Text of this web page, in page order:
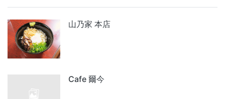
山乃家 本店
Cafe 爾今